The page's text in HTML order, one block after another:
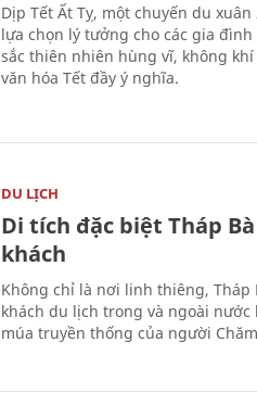
Dịp Tết Ất Tỵ, một chuyến du
lựa chọn lý tưởng cho các gia
sắc thiên nhiên hùng vĩ, không
văn hóa Tết đầy ý nghĩa.
DU LỊCH
Di tích đặc biệt Tháp
khách
Không chỉ là nơi linh thiêng,
khách du lịch trong và ngoài
múa truyền thống của người